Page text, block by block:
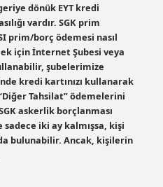
dönük EYT kredi
vardır. SGK prim
prim/borç ödemesi nasıl
için İnternet Şubesi veya
şubelerimize
kredi kartınızı kullanarak
“Diğer Tahsilat” ödemelerini
askerlik borçlanması
iki ay kalmışsa, kişi
bulunabilir. Ancak, kişilerin